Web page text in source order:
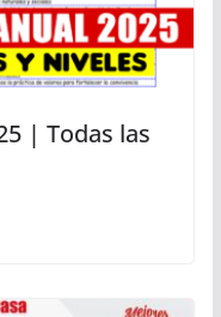
| Todas las